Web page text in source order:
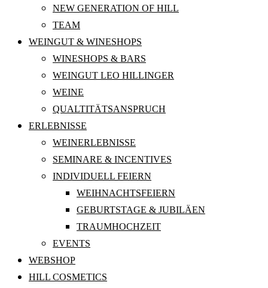
NEW GENERATION OF HILL
TEAM
WEINGUT & WINESHOPS
WINESHOPS & BARS
WEINGUT LEO HILLINGER
WEINE
QUALTITÄTSANSPRUCH
ERLEBNISSE
WEINERLEBNISSE
SEMINARE & INCENTIVES
INDIVIDUELL FEIERN
WEIHNACHTSFEIERN
GEBURTSTAGE & JUBILÄEN
TRAUMHOCHZEIT
EVENTS
WEBSHOP
HILL COSMETICS